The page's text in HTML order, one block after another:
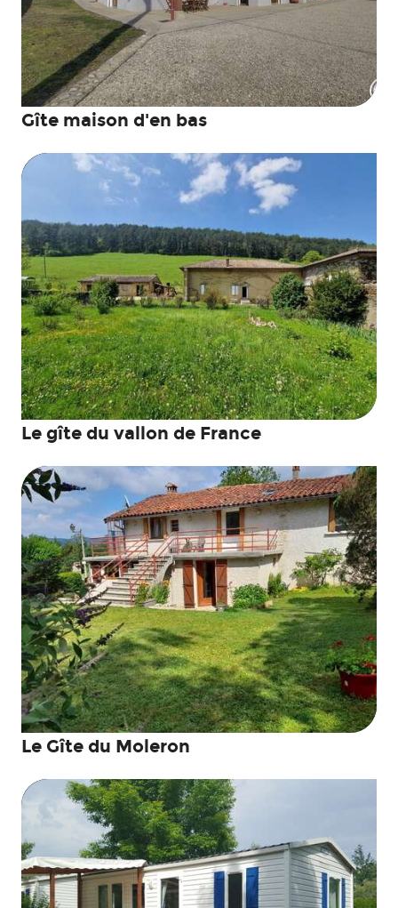
Gîte maison d'en bas
Le gîte du vallon de France
Le Gîte du Moleron